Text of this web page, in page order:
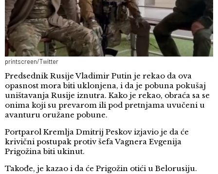
printscreen/Twitter
Predsednik Rusije Vladimir Putin je rekao da ova
opasnost mora biti uklonjena, i da je pobuna pokušaj
uništavanja Rusije iznutra. Kako je rekao, obraća sa se
onima koji su prevarom ili pod pretnjama uvučeni u
avanturu oružane pobune.
Portparol Kremlja Dmitrij Peskov izjavio je da će
krivični postupak protiv šefa Vagnera Evgenija
Prigožina biti ukinut.
Takođe, je kazao i da će Prigožin otići u Belorusiju.